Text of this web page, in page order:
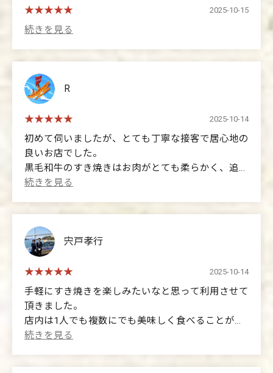
I'd been curious about this restaurant for a while, and
finally got to visit thanks to a certain connection. To be
honest, I wondered if 2200 yen for lunch was a bit
much, but it turned out to be surprisingly good. Being
and while it might not be enough for those who eat a
lot, you can add vegetables or udon noodles. For me,
little bit of good food is best. I recommend it for a
change.
2025-10-15
R
2025-10-14
初めて伺いましたが、とても丁寧な接客で居心地の
良いお店でした。
黒毛和牛のすき焼きはお肉がとても柔らかく、追加
のうどんもとても美味しかったです。
タイルで、お店の雰囲気も落ち着いています。
福山で美味しいすき焼きを食べたい方に、ぜひおす
すめです！
(Translated by Google)
This was my first visit, and the service was very
attentive and the atmosphere was very comfortable.
The Kuroge Wagyu beef sukiyaki was incredibly
tender, and the extra udon noodles were also
delicious.
I went with another guy, but it's a place you can easily
宍戸孝行
2025-10-14
手軽にすき焼きを楽しみたいなと思って利用させて
頂きました。
店内は1人でも複数にでも美味しく食べることがで
きますよ😁
自ら焼いてくれて最高のあんばいでお肉を頂くこと